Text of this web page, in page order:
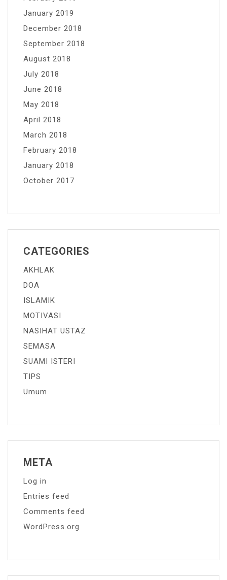
January 2019
December 2018
September 2018
August 2018
July 2018
June 2018
May 2018
April 2018
March 2018
February 2018
January 2018
October 2017
CATEGORIES
AKHLAK
DOA
ISLAMIK
MOTIVASI
NASIHAT USTAZ
SEMASA
SUAMI ISTERI
TIPS
Umum
META
Log in
Entries feed
Comments feed
WordPress.org